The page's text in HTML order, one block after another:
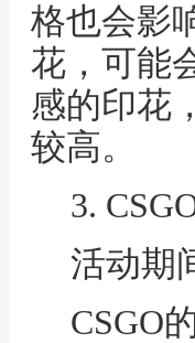
格也会影
花，可能
感的印花
较高。
3.
活动期
CSGO